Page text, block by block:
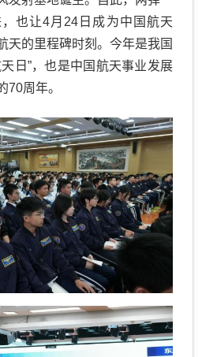
也让4月24日成为中国航天
天的里程碑时刻。今年是我国
日”，也是中国航天事业发展
70周年。